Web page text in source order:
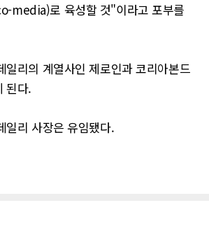
media)로 육성할 것"이라고 포부를
일리의 계열사인 제로인과 코리아본드
된다.
일리 사장은 유임됐다.